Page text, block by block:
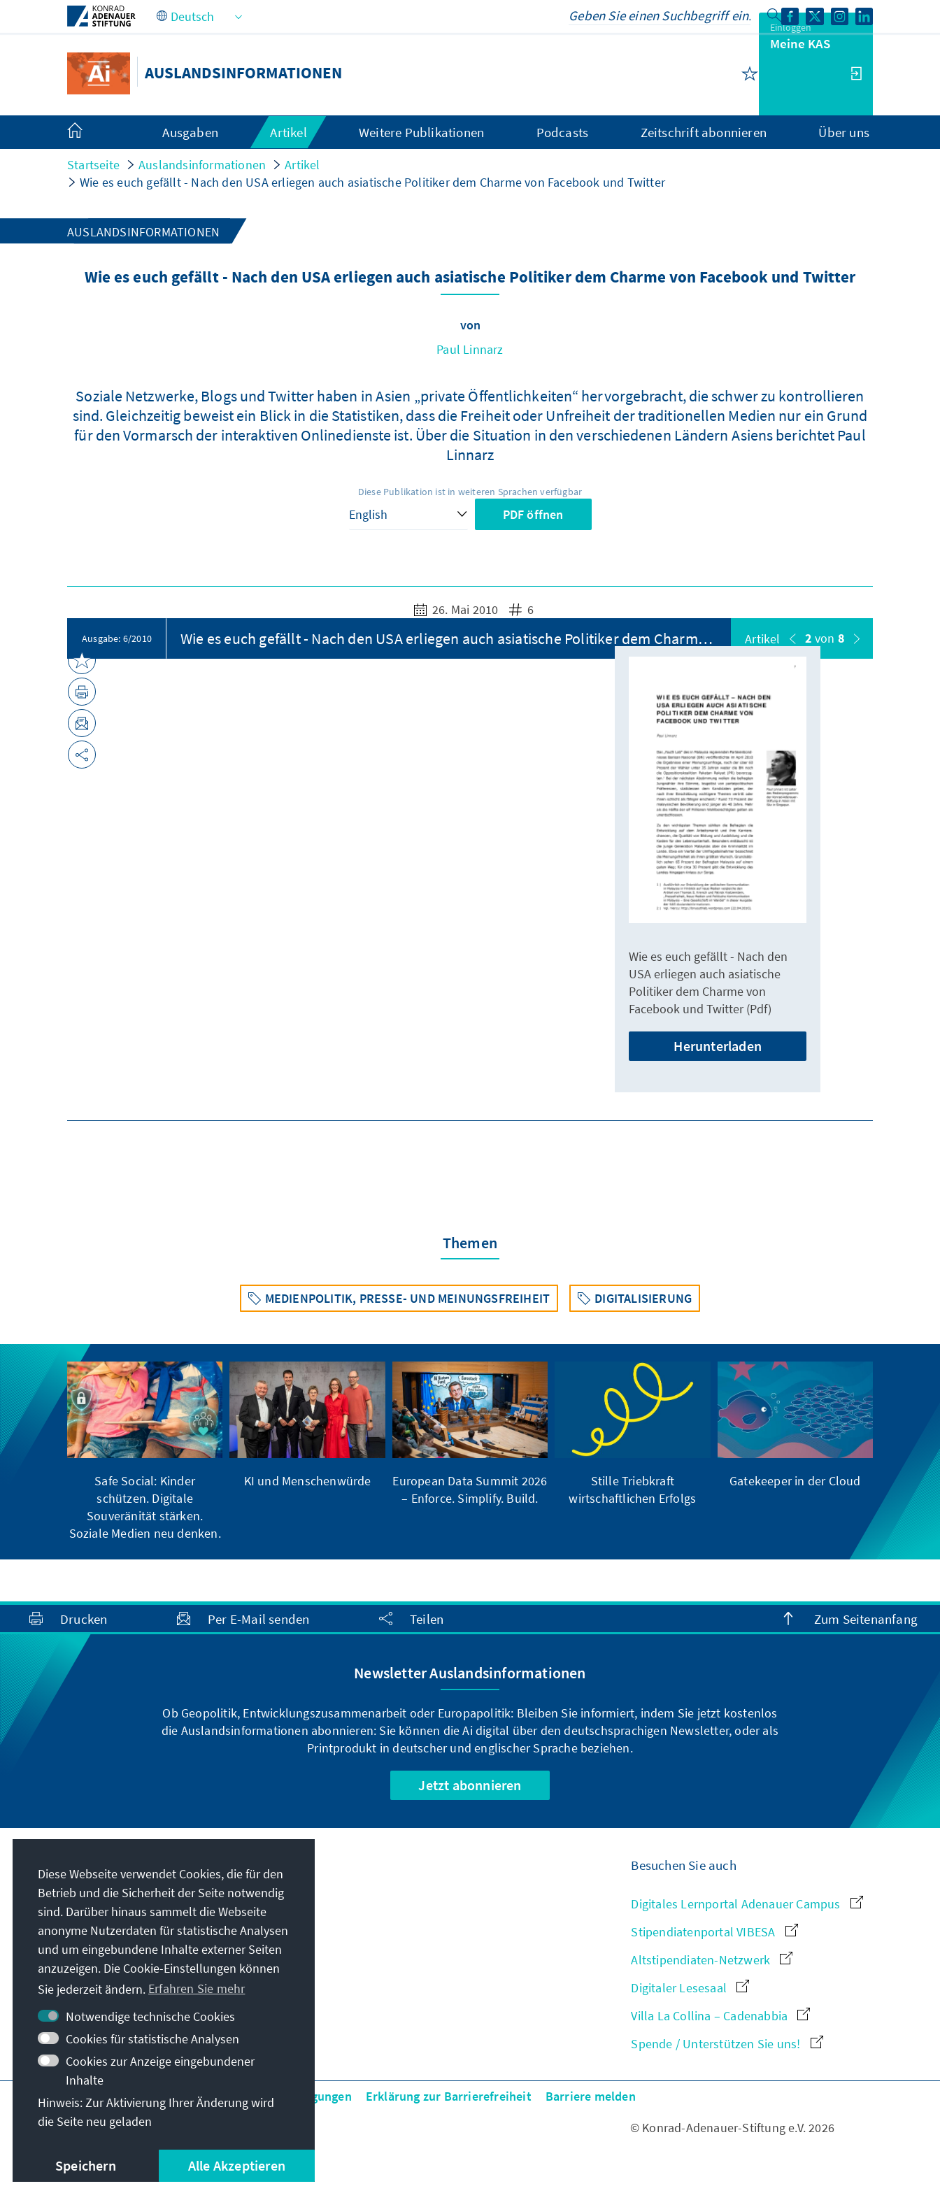
Zum Hauptinhalt springen
AUSLANDSINFORMATIONEN
Einloggen
Meine KAS
Ausgaben Artikel Weitere Publikationen Podcasts Zeitschrift abonnieren Über uns
Startseite Auslandsinformationen
Artikel
Wie es euch gefällt - Nach den USA erliegen auch asiatische Politiker dem Charme von Facebook und Twitter
AUSLANDSINFORMATIONEN
Wie es euch gefällt - Nach den USA erliegen auch asiatische Politiker dem Charme von Facebook und Twitter
von
Paul Linnarz
Soziale Netzwerke, Blogs und Twitter haben in Asien „private Öffentlichkeiten“ hervorgebracht, die schwer zu kontrollieren
sind. Gleichzeitig beweist ein Blick in die Statistiken, dass die Freiheit oder Unfreiheit der traditionellen Medien nur ein Grund
für den Vormarsch der interaktiven Onlinedienste ist. Über die Situation in den verschiedenen Ländern Asiens berichtet Paul
Linnarz
Diese Publikation ist in weiteren Sprachen verfügbar
PDF öffnen
26. Mai 2010 6
Ausgabe: 6/2010 Wie es euch gefällt - Nach den USA erliegen auch asiatische Politiker dem Charme von Facebook und Twitter Artikel 2 von 8
Wie es euch gefällt - Nach den
USA erliegen auch asiatische
Politiker dem Charme von
Facebook und Twitter (Pdf)
Herunterladen
Themen
MEDIENPOLITIK, PRESSE- UND MEINUNGSFREIHEIT DIGITALISIERUNG
Safe Social: Kinder
schützen. Digitale
Souveränität stärken.
Soziale Medien neu denken.
KI und Menschenwürde
European Data Summit 2026
– Enforce. Simplify. Build.
Stille Triebkraft
wirtschaftlichen Erfolgs
Gatekeeper in der Cloud
Drucken Per E-Mail senden Teilen Zum Seitenanfang
Newsletter Auslandsinformationen
Ob Geopolitik, Entwicklungszusammenarbeit oder Europapolitik: Bleiben Sie informiert, indem Sie jetzt kostenlos
die Auslandsinformationen abonnieren: Sie können die Ai digital über den deutschsprachigen Newsletter, oder als
Printprodukt in deutscher und englischer Sprache beziehen.
Jetzt abonnieren
Besuchen Sie auch
Digitales Lernportal Adenauer Campus
Stipendiatenportal VIBESA
Altstipendiaten-Netzwerk
Digitaler Lesesaal
Villa La Collina – Cadenabbia
Spende / Unterstützen Sie uns!
Impressum Datenschutz Nutzungsbedingungen Erklärung zur Barrierefreiheit
Barriere melden
© Konrad-Adenauer-Stiftung e.V. 2026
Diese Webseite verwendet Cookies, die für den
Betrieb und die Sicherheit der Seite notwendig
sind. Darüber hinaus sammelt die Webseite
anonyme Nutzerdaten für statistische Analysen
und um eingebundene Inhalte externer Seiten
anzuzeigen. Die Cookie-Einstellungen können
Sie jederzeit ändern. Erfahren Sie mehr
Notwendige technische Cookies
Cookies für statistische Analysen
Cookies zur Anzeige eingebundener
Inhalte
Hinweis: Zur Aktivierung Ihrer Änderung wird
die Seite neu geladen
Speichern Alle Akzeptieren